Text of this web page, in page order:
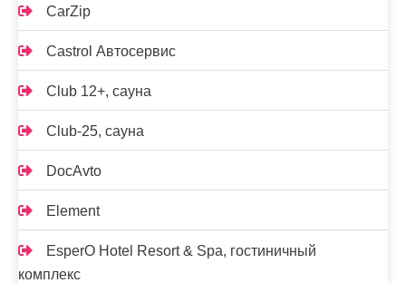
CarZip
Castrol Автосервис
Club 12+, сауна
Club-25, сауна
DocAvto
Element
EsperO Hotel Resort & Spa, гостиничный
комплекс